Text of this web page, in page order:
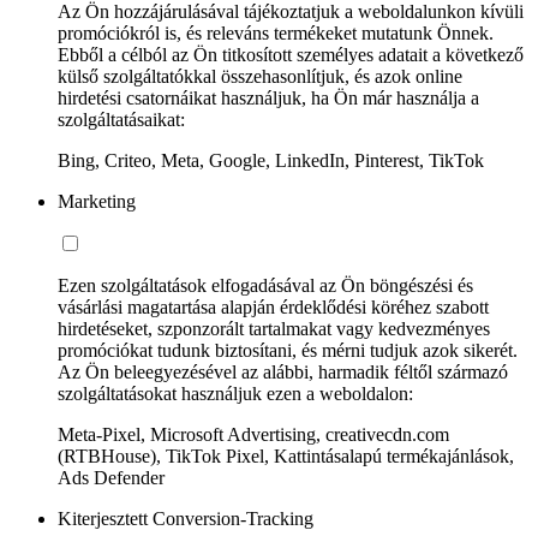
Az Ön hozzájárulásával tájékoztatjuk a weboldalunkon kívüli
promóciókról is, és releváns termékeket mutatunk Önnek.
Ebből a célból az Ön titkosított személyes adatait a következő
külső szolgáltatókkal összehasonlítjuk, és azok online
hirdetési csatornáikat használjuk, ha Ön már használja a
szolgáltatásaikat:
Bing, Criteo, Meta, Google, LinkedIn, Pinterest, TikTok
Marketing
Ezen szolgáltatások elfogadásával az Ön böngészési és
vásárlási magatartása alapján érdeklődési köréhez szabott
hirdetéseket, szponzorált tartalmakat vagy kedvezményes
promóciókat tudunk biztosítani, és mérni tudjuk azok sikerét.
Az Ön beleegyezésével az alábbi, harmadik féltől származó
szolgáltatásokat használjuk ezen a weboldalon:
Meta-Pixel, Microsoft Advertising, creativecdn.com
(RTBHouse), TikTok Pixel, Kattintásalapú termékajánlások,
Ads Defender
Kiterjesztett Conversion-Tracking